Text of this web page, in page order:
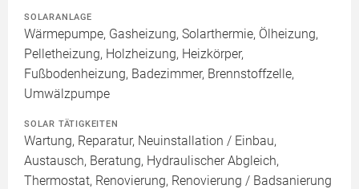
SOLARANLAGE
Wärmepumpe, Gasheizung, Solarthermie, Ölheizung,
Pelletheizung, Holzheizung, Heizkörper,
Fußbodenheizung, Badezimmer, Brennstoffzelle,
Umwälzpumpe
SOLAR TÄTIGKEITEN
Wartung, Reparatur, Neuinstallation / Einbau,
Austausch, Beratung, Hydraulischer Abgleich,
Thermostat, Renovierung, Renovierung / Badsanierung